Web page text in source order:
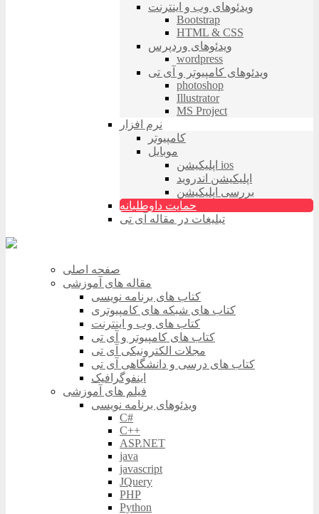
ویدئوهای وب و اینترنت
Bootstrap
HTML & CSS
ویدئوهای وردپرس
wordpress
ویدئوهای کامپیوتر و آی تی
photoshop
Illustrator
MS Project
نرم افزار
کامپیوتر
موبایل
اپلیکیشن ios
اپلیکیشن اندروید
بررسی اپلیکیشن
حمایت داوطلبانه
تبلیغات در مقاله آی تی
صفحه اصلی
مقاله های آموزشی
کتاب های برنامه نویسی
کتاب های شبکه های کامپیوتری
کتاب های وب و اینترنت
کتاب های کامپیوتر و آی تی
مجلات الکترونیکی آی تی
کتاب های درسی و دانشگاهی آی تی
اینفوگرافیک
فیلم های آموزشی
ویدئوهای برنامه نویسی
C#
C++
ASP.NET
java
javascript
JQuery
PHP
Python